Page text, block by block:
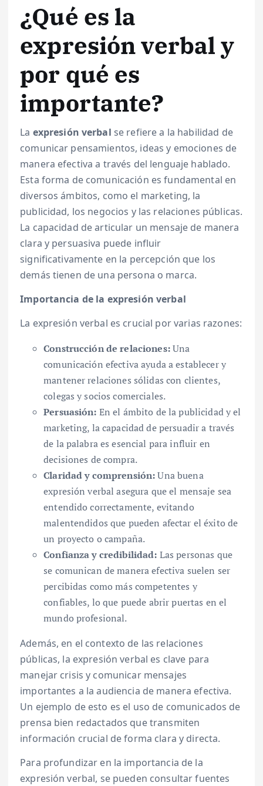
¿Qué es la
expresión verbal y
por qué es
importante?
La expresión verbal se refiere a la habilidad de
comunicar pensamientos, ideas y emociones de
manera efectiva a través del lenguaje hablado.
Esta forma de comunicación es fundamental en
diversos ámbitos, como el marketing, la
publicidad, los negocios y las relaciones públicas.
La capacidad de articular un mensaje de manera
clara y persuasiva puede influir
significativamente en la percepción que los
demás tienen de una persona o marca.
Importancia de la expresión verbal
La expresión verbal es crucial por varias razones:
Construcción de relaciones:Una
comunicación efectiva ayuda a establecer y
mantener relaciones sólidas con clientes,
colegas y socios comerciales.
Persuasión: En el ámbito de la publicidad y el
marketing, la capacidad de persuadir a través
de la palabra es esencial para influir en
decisiones de compra.
Claridad y comprensión:Una buena
expresión verbal asegura que el mensaje sea
entendido correctamente, evitando
malentendidos que pueden afectar el éxito de
un proyecto o campaña.
Confianza y credibilidad: Las personas que
se comunican de manera efectiva suelen ser
percibidas como más competentes y
confiables, lo que puede abrir puertas en el
mundo profesional.
Además, en el contexto de las relaciones
públicas, la expresión verbal es clave para
manejar crisis y comunicar mensajes
importantes a la audiencia de manera efectiva.
Un ejemplo de esto es el uso de comunicados de
prensa bien redactados que transmiten
información crucial de forma clara y directa.
Para profundizar en la importancia de la
expresión verbal, se pueden consultar fuentes